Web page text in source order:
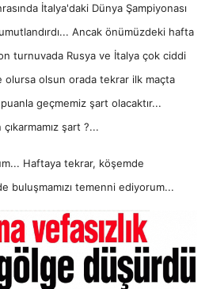
İtalya'daki Dünya Şampiyonası
Ancak önümüzdeki hafta
turnuvada Rusya ve İtalya çok ciddi
olursa olsun orada tekrar ilk maçta
puanla geçmemiz şart olacaktır...
şart ?...
Haftaya tekrar, köşemde
buluşmamızı temenni ediyorum...